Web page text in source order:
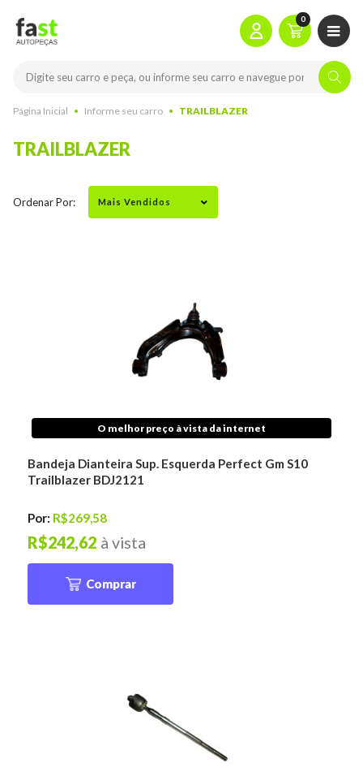
0
Página Inicial Informe seu carro TRAILBLAZER
TRAILBLAZER
Ordenar Por:
O melhor preço à vista da internet
Bandeja Dianteira Sup. Esquerda Perfect Gm S10
Trailblazer BDJ2121
Por: R$269,58
à vista
R$242,62
Comprar